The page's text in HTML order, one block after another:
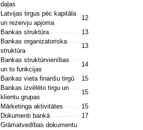
daļas
Latvijas tirgus pēc kapitāla
un rezervju apjoma
12
Bankas struktūra
13
Bankas organizatoriska
struktūra
13
Bankas struktūrvienības
un to funkcijas
14
Bankas vieta finanšu tirgū
15
Bankas izvēlēto tirgu un
klientu grupas
15
Mārketinga aktivitātes
15
Dokumenti bankā 17
Grāmatvedības dokumentu